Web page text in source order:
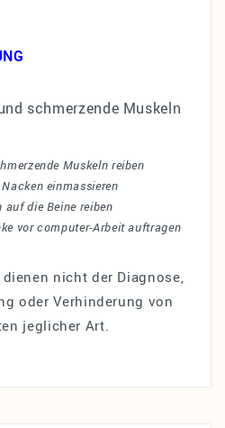
schmerzende Muskeln
Muskeln reiben
einmassieren
auf die Beine reiben
vor computer-Arbeit auftragen
nicht der Diagnose,
oder Verhinderung von
jeglicher Art.